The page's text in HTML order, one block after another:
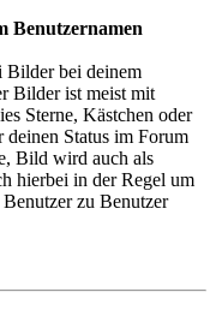
Benutzernamen
Bilder bei deinem
Bilder ist meist mit
Sterne, Kästchen oder
deinen Status im Forum
Bild wird auch als
hierbei in der Regel um
zu Benutzer